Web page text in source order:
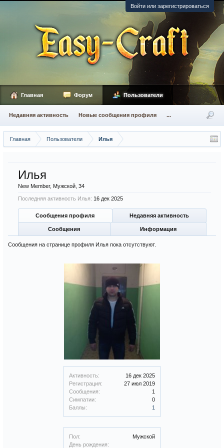
Войти или зарегистрироваться
Главная Пользователи Илья
Активность:
16 дек 2025
Регистрация:
27 июл 2019
Сообщения:
1
Симпатии:
0
Баллы:
1
Пол:
Мужской
День рождения:
Илья
New Member, Мужской, 34
Последняя активность Илья: 16 дек 2025
Сообщения профиля Недавняя активность
Сообщения Информация
Сообщения на странице профиля Илья пока отсутствуют.
Главная Форум Пользователи
Недавняя активность Новые сообщения профиля ...